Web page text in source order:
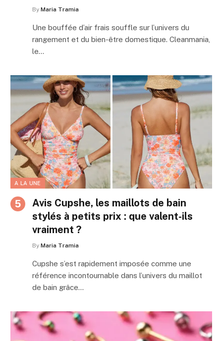
By Maria Tramia
Une bouffée d’air frais souffle sur l’univers du
rangement et du bien-être domestique. Cleanmania,
le…
A LA UNE
Avis Cupshe, les maillots de bain
stylés à petits prix : que valent-ils
vraiment ?
By Maria Tramia
Cupshe s’est rapidement imposée comme une
référence incontournable dans l’univers du maillot
de bain grâce…